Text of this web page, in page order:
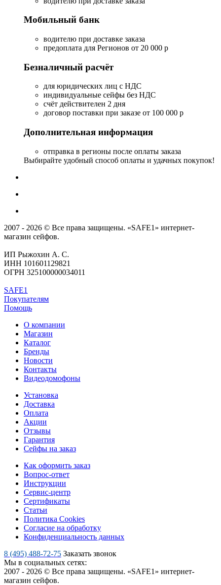
Мобильный банк
водителю при доставке заказа
предоплата для Регионов от 20 000 р
Безналичный расчёт
для юридических лиц с НДС
индивидуальные сейфы без НДС
счёт действителен 2 дня
договор поставки при заказе от 100 000 р
Дополнительная информация
отправка в регионы после оплаты заказа
Выбирайте удобный способ оплаты и удачных покупок!
2007 - 2026 © Все права защищены. «SAFE1» интернет-
магазин сейфов.
ИП Рыжохин А. С.
ИНН 101601129821
ОГРН 325100000034011
SAFE1
Покупателям
Помощь
О компании
Магазин
Каталог
Бренды
Новости
Контакты
Видеодомофоны
Установка
Доставка
Оплата
Акции
Отзывы
Гарантия
Сейфы на заказ
Как оформить заказ
Вопрос-ответ
Инструкции
Сервис-центр
Сертификаты
Статьи
Политика Cookies
Согласие на обработку
Конфиденциальность данных
8 (495) 488-72-75 Заказать звонок
Мы в социальных сетях:
2007 - 2026 © Все права защищены. «SAFE1» интернет-
магазин сейфов.